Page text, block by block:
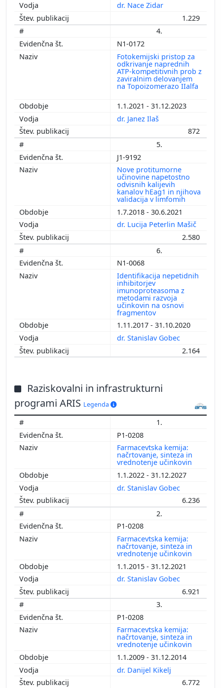
dr. Nace Zidar
1.229
4.
N1-0172
Fotokemijski pristop za
odkrivanje naprednih
ATP-kompetitivnih prob z
zaviralnim delovanjem
na Topoizomerazo IIalfa
1.1.2021 - 31.12.2023
dr. Janez Ilaš
872
5.
J1-9192
Nove protitumorne
učinovine napetostno
odvisnih kalijevih
kanalov hEag1 in njihova
validacija v limfomih
1.7.2018 - 30.6.2021
dr. Lucija Peterlin Mašič
2.580
6.
N1-0068
Identifikacija nepetidnih
inhibitorjev
imunoproteasoma z
metodami razvoja
učinkovin na osnovi
fragmentov
1.11.2017 - 31.10.2020
dr. Stanislav Gobec
2.164
Raziskovalni in infrastrukturni
programi ARIS Legenda
1.
P1-0208
Farmacevtska kemija:
načrtovanje, sinteza in
vrednotenje učinkovin
1.1.2022 - 31.12.2027
dr. Stanislav Gobec
6.236
2.
P1-0208
Farmacevtska kemija:
načrtovanje, sinteza in
vrednotenje učinkovin
1.1.2015 - 31.12.2021
dr. Stanislav Gobec
6.921
3.
P1-0208
Farmacevtska kemija:
načrtovanje, sinteza in
vrednotenje učinkovin
1.1.2009 - 31.12.2014
dr. Danijel Kikelj
6.772